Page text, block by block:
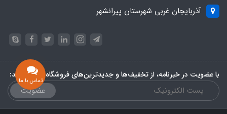
آذربایجان غربی شهرستان پیرانشهر
با عضویت در خبرنامه، از تخفیف‌ها و جدیدترین‌های فروشگاه باخبر شوید:
عضویت
تماس با ما